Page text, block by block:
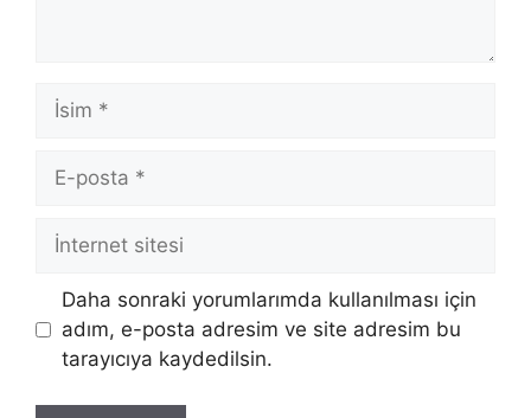
İsim
posta
İnternet
Daha sonraki yorumlarımda kullanılması için
adım, e-posta adresim ve site adresim bu
tarayıcıya kaydedilsin.